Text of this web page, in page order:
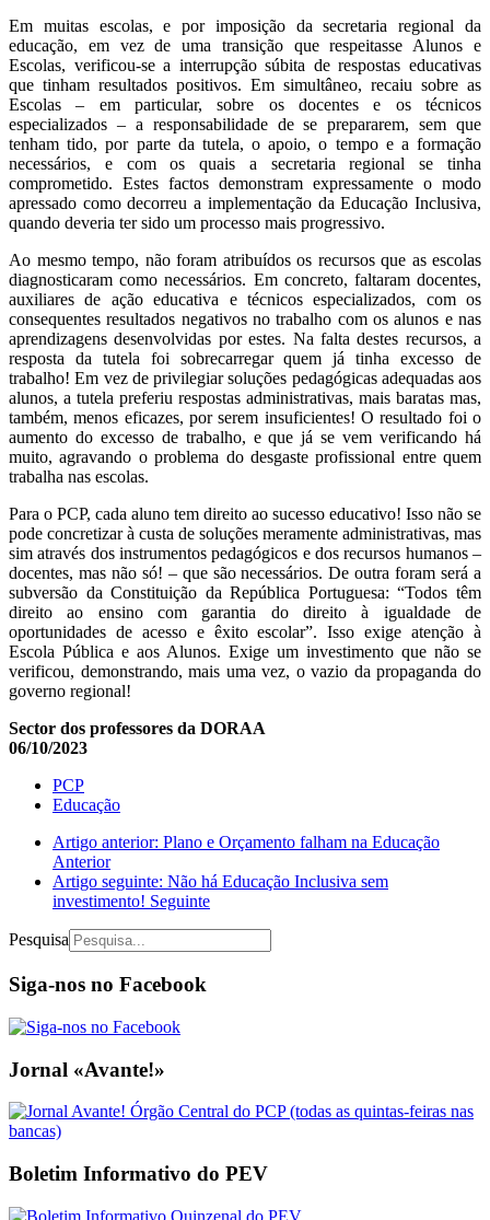
Em muitas escolas, e por imposição da secretaria regional da
educação, em vez de uma transição que respeitasse Alunos e
Escolas, verificou-se a interrupção súbita de respostas educativas
que tinham resultados positivos. Em simultâneo, recaiu sobre as
Escolas – em particular, sobre os docentes e os técnicos
especializados – a responsabilidade de se prepararem, sem que
tenham tido, por parte da tutela, o apoio, o tempo e a formação
necessários, e com os quais a secretaria regional se tinha
comprometido. Estes factos demonstram expressamente o modo
apressado como decorreu a implementação da Educação Inclusiva,
quando deveria ter sido um processo mais progressivo.
Ao mesmo tempo, não foram atribuídos os recursos que as escolas
diagnosticaram como necessários. Em concreto, faltaram docentes,
auxiliares de ação educativa e técnicos especializados, com os
consequentes resultados negativos no trabalho com os alunos e nas
aprendizagens desenvolvidas por estes. Na falta destes recursos, a
resposta da tutela foi sobrecarregar quem já tinha excesso de
trabalho! Em vez de privilegiar soluções pedagógicas adequadas aos
alunos, a tutela preferiu respostas administrativas, mais baratas mas,
também, menos eficazes, por serem insuficientes! O resultado foi o
aumento do excesso de trabalho, e que já se vem verificando há
muito, agravando o problema do desgaste profissional entre quem
trabalha nas escolas.
Para o PCP, cada aluno tem direito ao sucesso educativo! Isso não se
pode concretizar à custa de soluções meramente administrativas, mas
sim através dos instrumentos pedagógicos e dos recursos humanos –
docentes, mas não só! – que são necessários. De outra foram será a
subversão da Constituição da República Portuguesa: “Todos têm
direito ao ensino com garantia do direito à igualdade de
oportunidades de acesso e êxito escolar”. Isso exige atenção à
Escola Pública e aos Alunos. Exige um investimento que não se
verificou, demonstrando, mais uma vez, o vazio da propaganda do
governo regional!
Sector dos professores da DORAA
06/10/2023
PCP
Educação
Artigo anterior: Plano e Orçamento falham na Educação
Anterior
Artigo seguinte: Não há Educação Inclusiva sem
investimento! Seguinte
Pesquisa
Siga-nos no Facebook
Jornal «Avante!»
Boletim Informativo do PEV